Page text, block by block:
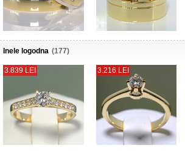
Inele logodna (177)
3.839 LEI 3.216 LEI